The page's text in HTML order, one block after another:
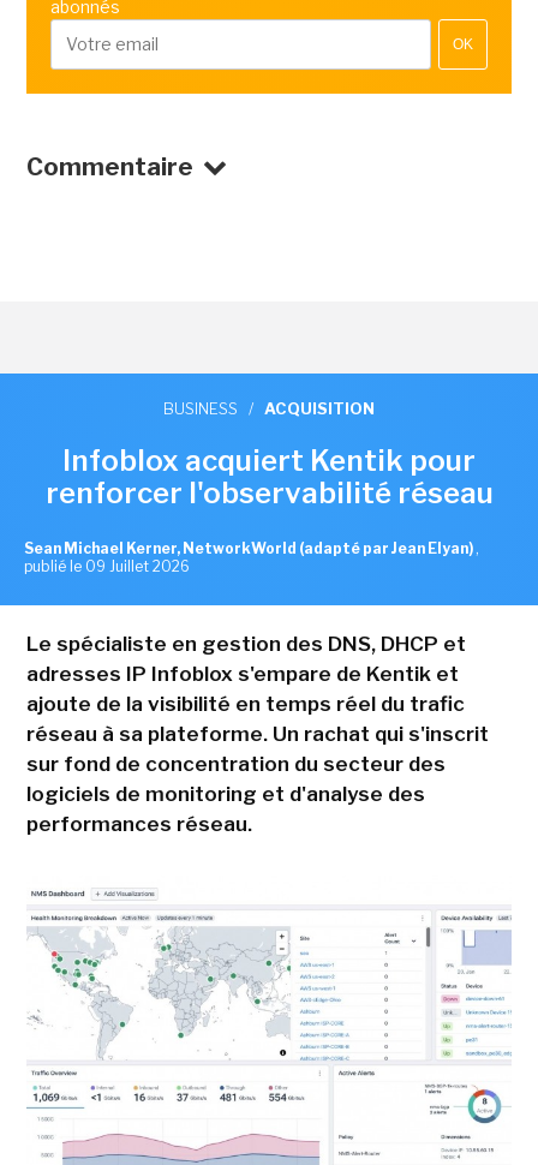
abonnés
OK
Commentaire
BUSINESS / ACQUISITION
Infoblox acquiert Kentik pour
renforcer l'observabilité réseau
Sean Michael Kerner, NetworkWorld (adapté par Jean Elyan) ,
publié le 09 Juillet 2026
Le spécialiste en gestion des DNS, DHCP et
adresses IP Infoblox s'empare de Kentik et
ajoute de la visibilité en temps réel du trafic
réseau à sa plateforme. Un rachat qui s'inscrit
sur fond de concentration du secteur des
logiciels de monitoring et d'analyse des
performances réseau.